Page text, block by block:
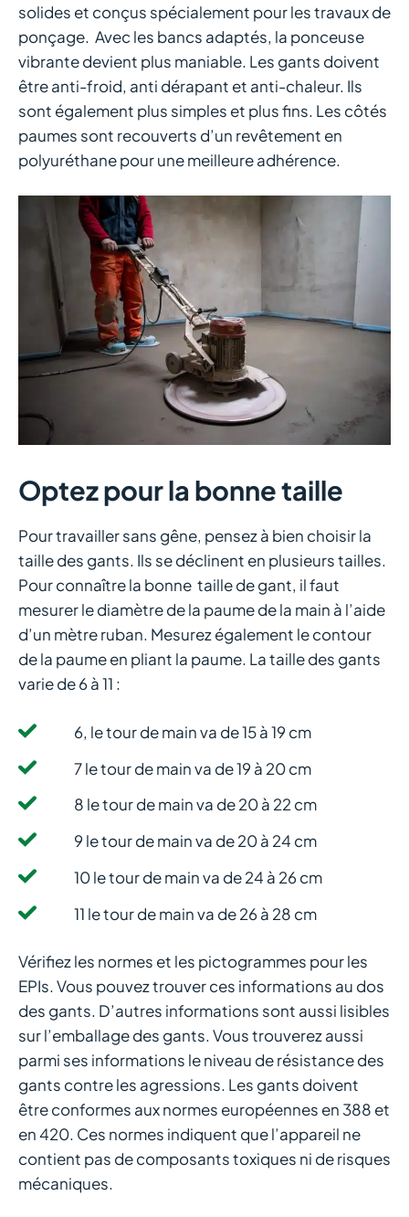
solides et conçus spécialement pour les travaux de
ponçage. Avec les bancs adaptés, la ponceuse
vibrante devient plus maniable. Les gants doivent
être anti-froid, anti dérapant et anti-chaleur. Ils
sont également plus simples et plus fins. Les côtés
paumes sont recouverts d’un revêtement en
polyuréthane pour une meilleure adhérence.
Optez pour la bonne taille
Pour travailler sans gêne, pensez à bien choisir la
taille des gants. Ils se déclinent en plusieurs tailles.
Pour connaître la bonne taille de gant, il faut
mesurer le diamètre de la paume de la main à l’aide
d’un mètre ruban. Mesurez également le contour
de la paume en pliant la paume. La taille des gants
varie de 6 à 11 :
6, le tour de main va de 15 à 19 cm
7 le tour de main va de 19 à 20 cm
8 le tour de main va de 20 à 22 cm
9 le tour de main va de 20 à 24 cm
10 le tour de main va de 24 à 26 cm
11 le tour de main va de 26 à 28 cm
Vérifiez les normes et les pictogrammes pour les
EPIs. Vous pouvez trouver ces informations au dos
des gants. D’autres informations sont aussi lisibles
sur l’emballage des gants. Vous trouverez aussi
parmi ses informations le niveau de résistance des
gants contre les agressions. Les gants doivent
être conformes aux normes européennes en 388 et
en 420. Ces normes indiquent que l’appareil ne
contient pas de composants toxiques ni de risques
mécaniques.